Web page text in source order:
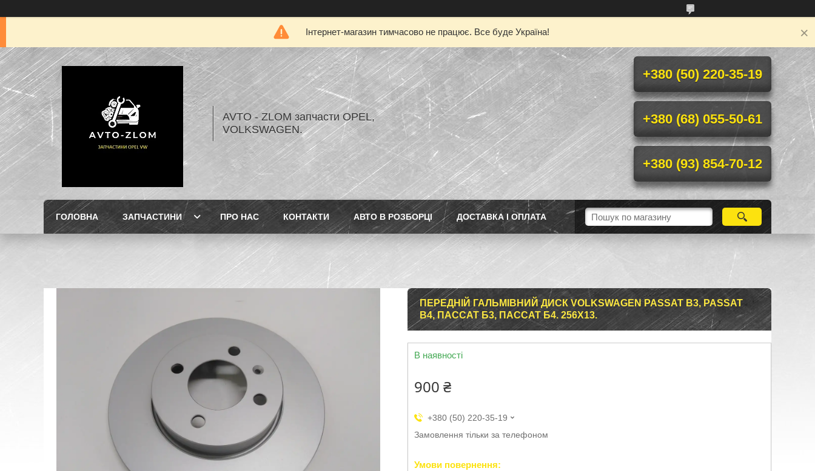
Інтернет-магазин тимчасово не працює. Все буде Україна!
AVTO - ZLOM запчасти OPEL,
VOLKSWAGEN.
+380 (50) 220-35-19
+380 (68) 055-50-61
+380 (93) 854-70-12
ГОЛОВНА ЗАПЧАСТИНИ ПРО НАС КОНТАКТИ АВТО В РОЗБОРЦІ ДОСТАВКА І ОПЛАТА
ПЕРЕДНІЙ ГАЛЬМІВНИЙ ДИСК VOLKSWAGEN PASSAT B3, PASSAT
B4, ПАССАТ Б3, ПАССАТ Б4. 256X13.
В наявності
900 ₴
+380 (50) 220-35-19
Замовлення тільки за телефоном